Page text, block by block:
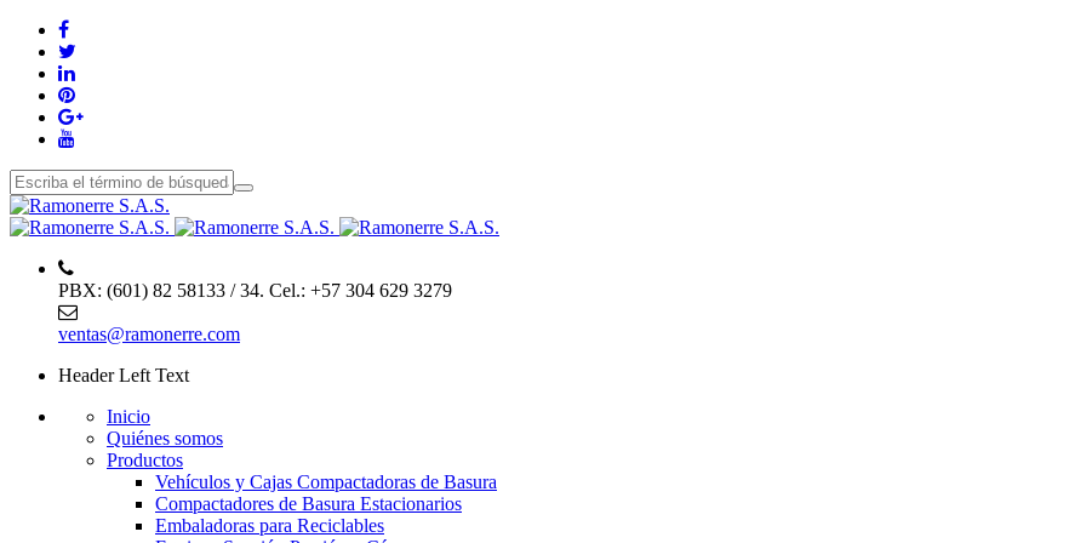
PBX: (601) 82 58133 / 34. Cel.: +57 304 629 3279
ventas@ramonerre.com
Header Left Text
Inicio
Quiénes somos
Productos
Vehículos y Cajas Compactadoras de Basura
Compactadores de Basura Estacionarios
Embaladoras para Reciclables